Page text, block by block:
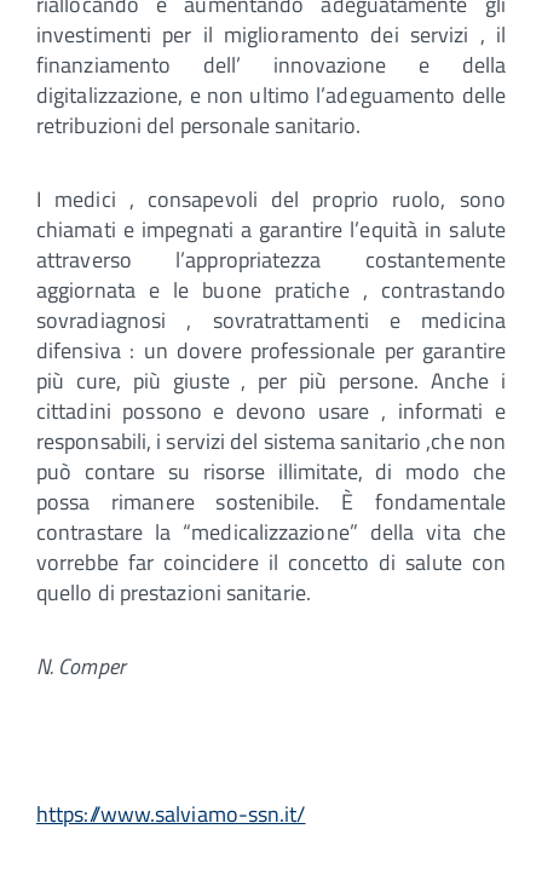
investimenti per il miglioramento dei servizi , il
finanziamento dell’ innovazione e della
digitalizzazione, e non ultimo l’adeguamento delle
retribuzioni del personale sanitario.
I medici , consapevoli del proprio ruolo, sono
chiamati e impegnati a garantire l’equità in salute
attraverso l’appropriatezza costantemente
aggiornata e le buone pratiche , contrastando
sovradiagnosi , sovratrattamenti e medicina
difensiva : un dovere professionale per garantire
più cure, più giuste , per più persone. Anche i
cittadini possono e devono usare , informati e
responsabili, i servizi del sistema sanitario ,che non
può contare su risorse illimitate, di modo che
possa rimanere sostenibile. È fondamentale
contrastare la “medicalizzazione” della vita che
vorrebbe far coincidere il concetto di salute con
quello di prestazioni sanitarie.
N. Comper
https://www.salviamo-ssn.it/